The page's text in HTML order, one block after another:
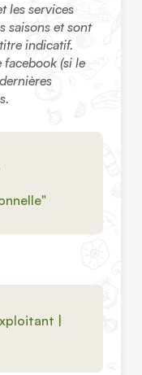
les services
saisons et sont
indicatif.
facebook (si le
|